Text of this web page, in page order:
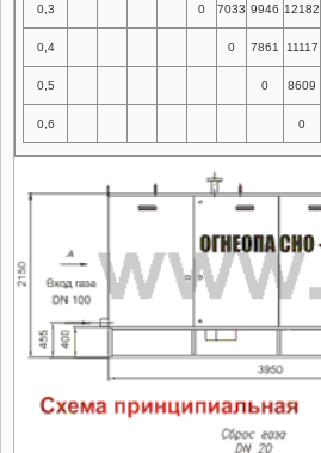
0,3 0 7033 9946 12182
0,4 0 7861 11117
0,5 0 8609
0,6 0